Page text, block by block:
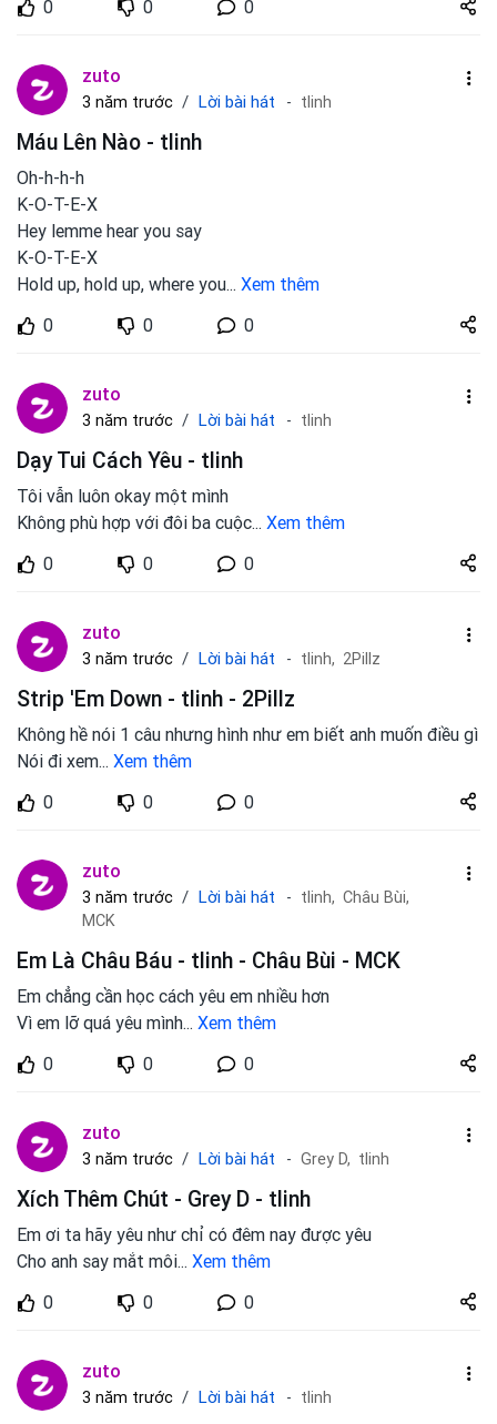
0 0 0
zuto.vn
zuto
3 năm trước Lời bài hát tlinh
Máu Lên Nào - tlinh
Oh-h-h-h
K-O-T-E-X
Hey lemme hear you say
K-O-T-E-X
Hold up, hold up, where you... Xem thêm
0
0 0
Share
zuto.vn
zuto
3 năm trước Lời bài hát tlinh
Dạy Tui Cách Yêu - tlinh
Tôi vẫn luôn okay một mình
Không phù hợp với đôi ba cuộc... Xem thêm
0
0 0
Share
zuto.vn
zuto
3 năm trước Lời bài hát tlinh, 2Pillz
Strip 'Em Down - tlinh - 2Pillz
Không hề nói 1 câu nhưng hình như em biết anh muốn điều gì
Nói đi xem... Xem thêm
0
0 0
Share
zuto.vn
zuto
3 năm trước Lời bài hát tlinh, Châu Bùi,
MCK
Em Là Châu Báu - tlinh - Châu Bùi - MCK
Em chẳng cần học cách yêu em nhiều hơn
Vì em lỡ quá yêu mình... Xem thêm
0
0 0
Share
zuto.vn
zuto
3 năm trước Lời bài hát Grey D, tlinh
Xích Thêm Chút - Grey D - tlinh
Em ơi ta hãy yêu như chỉ có đêm nay được yêu
Cho anh say mắt môi... Xem thêm
0
0 0
Share
zuto.vn
zuto
3 năm trước Lời bài hát tlinh